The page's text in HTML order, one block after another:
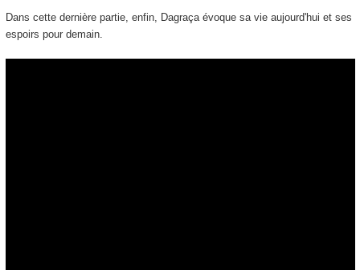
Dans cette dernière partie, enfin, Dagraça évoque sa vie aujourd'hui et ses
espoirs pour demain.